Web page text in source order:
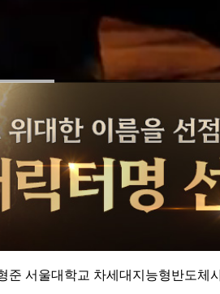
서울대학교 차세대지능형반도체